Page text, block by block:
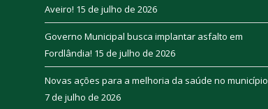
Aveiro! 15 de julho de 2026
Governo Municipal busca implantar asfalto em
Fordlândia! 15 de julho de 2026
Novas ações para a melhoria da saúde no município
7 de julho de 2026